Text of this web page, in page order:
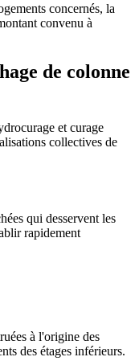
concernés, la
convenu à
de colonne
et curage
collectives de
qui desservent les
rapidement
à l'origine des
des étages inférieurs.